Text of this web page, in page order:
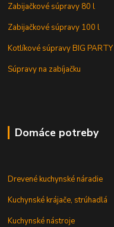
Zabijačkové súpravy 80 l
Zabijačkové súpravy 100 l
Kotlíkové súpravy BIG PARTY
Súpravy na zabíjačku
Domáce potreby
Drevené kuchynské náradie
Kuchynské krájače, strúhadlá
Kuchynské nástroje